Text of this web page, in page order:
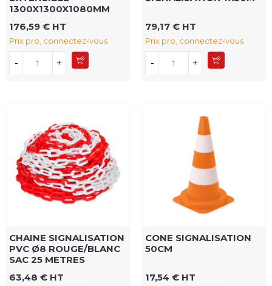
1300X1300X1080MM
176,59 € HT
Prix pro, connectez-vous
- +
79,17 € HT
Prix pro, connectez-vous
- +
CHAINE SIGNALISATION
PVC Ø8 ROUGE/BLANC
SAC 25 METRES
63,48 € HT
CONE SIGNALISATION
50CM
17,54 € HT